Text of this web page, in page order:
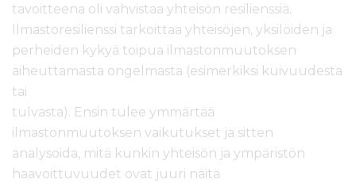
tavoitteena oli vahvistaa yhteisön resilienssiä.
Ilmastoresilienssi tarkoittaa yhteisöjen, yksilöiden ja
perheiden kykyä toipua ilmastonmuutoksen
aiheuttamasta ongelmasta (esimerkiksi kuivuudesta
tai
tulvasta). Ensin tulee ymmärtää
ilmastonmuutoksen vaikutukset ja sitten
analysoida, mitä kunkin yhteisön ja ympäristön
haavoittuvuudet ovat juuri näitä